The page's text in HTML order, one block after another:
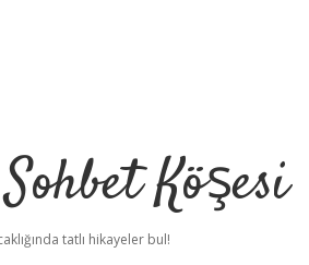
Köşesi
tatlı hikayeler bul!